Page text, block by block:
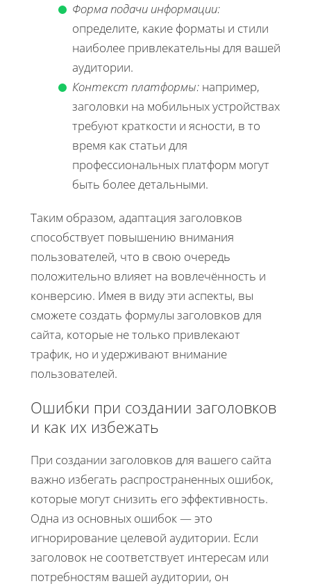
Форма подачи информации:
определите, какие форматы и стили
наиболее привлекательны для вашей
аудитории.
Контекст платформы: например,
заголовки на мобильных устройствах
требуют краткости и ясности, в то
время как статьи для
профессиональных платформ могут
быть более детальными.
Таким образом, адаптация заголовков
способствует повышению внимания
пользователей, что в свою очередь
положительно влияет на вовлечённость и
конверсию. Имея в виду эти аспекты, вы
сможете создать формулы заголовков для
сайта, которые не только привлекают
трафик, но и удерживают внимание
пользователей.
Ошибки при создании заголовков
и как их избежать
При создании заголовков для вашего сайта
важно избегать распространенных ошибок,
которые могут снизить его эффективность.
Одна из основных ошибок — это
игнорирование целевой аудитории. Если
заголовок не соответствует интересам или
потребностям вашей аудитории, он